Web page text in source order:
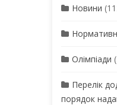
Новини
Олімпіади
Перелік
порядок